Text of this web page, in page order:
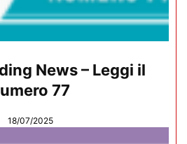
News – Leggi il
77
18/07/2025